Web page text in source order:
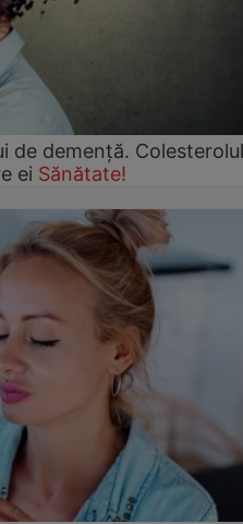
de demență. Colesterolul
ei Sănătate!